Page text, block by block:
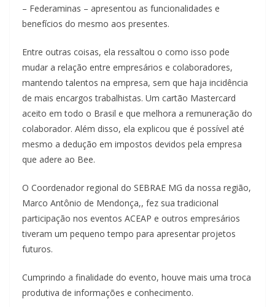
– Federaminas – apresentou as funcionalidades e
benefícios do mesmo aos presentes.
Entre outras coisas, ela ressaltou o como isso pode
mudar a relação entre empresários e colaboradores,
mantendo talentos na empresa, sem que haja incidência
de mais encargos trabalhistas. Um cartão Mastercard
aceito em todo o Brasil e que melhora a remuneração do
colaborador. Além disso, ela explicou que é possível até
mesmo a dedução em impostos devidos pela empresa
que adere ao Bee.
O Coordenador regional do SEBRAE MG da nossa região,
Marco Antônio de Mendonça,, fez sua tradicional
participação nos eventos ACEAP e outros empresários
tiveram um pequeno tempo para apresentar projetos
futuros.
Cumprindo a finalidade do evento, houve mais uma troca
produtiva de informações e conhecimento.